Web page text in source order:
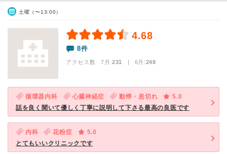
土曜（〜13:00）
4.68
8件
アクセス数 7月:231 | 6月:248
循環器内科 心臓神経症 動悸・息切れ
5.0
話を良く聞いて優しく丁寧に説明して下さる最高の良医です
内科 花粉症
5.0
とてもいいクリニックです